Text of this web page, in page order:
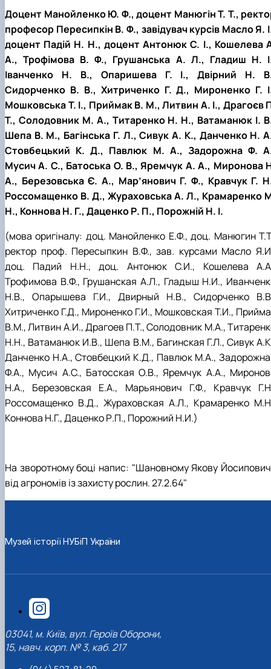
Доцент Манойленко Ю. Ф., доцент Манюгін Т. Т.,
професор Пересипкін В. Ф., завідувач курсів Масло Я.
доцент Падій Н. Н., доцент Антонюк С. І., Кошелева
А., Трофімова В. Ф., Грушанська А. Л., Гладиш Н.
Іванченко Н. В., Опаришева Г. І., Двірний Н.
Сидорченко В. В., Хитриченко Г. Д., Мироненко Г.
Мошковська Т. І., Приймак В. М., Литвин А. І., Драгоєв
Т., Солодовник М. А., Титаренко Н. Н., Ватаманюк І.
Шепа В. М., Багінська Г. Л., Сивук А. К., Данченко Н.
Стовбецький К. Д., Павлюк М. А., Задорожна Ф.
Мусич А. С., Батоська О. В., Яремчук А. А., Миронова
А., Березовська Є. А., Мар’янович Г. Ф., Кравчук Г.
Россомащенко В. Д., Жураховська А. Л., Крамаренко
Н., Коннова Н. Г., Даценко Р. П., Порожній Н. І.
(мова оригіналу: доц. Манойленко Е.Ф., доц. Манюгин
ректор проф. Пересыпкин В.Ф., зав. курсами Масло
доц. Падий Н.Н., доц. Антонюк С.И., Кошелева
Трофимова В.Ф., Грушанская А.Л., Гладыш Н.И.,
Н.В., Опарышева Г.И., Двирный Н.В., Сидорченко
Хитриченко Г.Д., Мироненко Г.И., Мошковская Т.И.,
В.М., Литвин А.И., Драгоев П.Т., Солодовник М.А.,
Н.Н., Ватаманюк И.В., Шепа В.М., Багинская Г.Л., Сивук
Данченко Н.А., Стовбецкий К.Д., Павлюк М.А.,
Ф.А., Мусич А.С., Батосская О.В., Яремчук А.А.,
Н.А., Березовская Е.А., Марьянович Г.Ф., Кравчук
Россомащенко В.Д., Жураховская А.Л., Крамаренко
Коннова Н.Г., Даценко Р.П., Порожний Н.И.)
На зворотному боці напис: "Шановному Якову
від агрономів із захисту рослин. 27.2.64"
Музей історії НУБіП України
03041, м. Київ, вул. Героїв Оборони,
15, навч. корп. № 3, каб. 217